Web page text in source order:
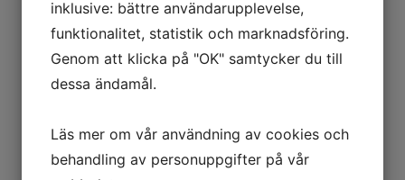
Sorry, the comment form is closed at
this time.
inklusive: bättre användarupplevelse,
funktionalitet, statistik och marknadsföring.
Genom att klicka på "OK" samtycker du till
dessa ändamål.
Läs mer om vår användning av cookies och
behandling av personuppgifter på vår